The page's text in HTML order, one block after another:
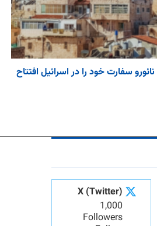
سفارت خود را در اسرائیل افتتاح
X (Twitter)
1,000
Followers